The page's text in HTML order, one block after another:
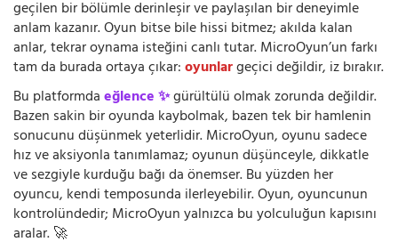
geçilen bir bölümle derinleşir ve paylaşılan bir deneyimle
anlam kazanır. Oyun bitse bile hissi bitmez; akılda kalan
anlar, tekrar oynama isteğini canlı tutar. MicroOyun’un farkı
tam da burada ortaya çıkar:oyunlargeçici değildir, iz bırakır.
Bu platformdaeğlence ✨gürültülü olmak zorunda değildir.
Bazen sakin bir oyunda kaybolmak, bazen tek bir hamlenin
sonucunu düşünmek yeterlidir. MicroOyun, oyunu sadece
hız ve aksiyonla tanımlamaz; oyunun düşünceyle, dikkatle
ve sezgiyle kurduğu bağı da önemser. Bu yüzden her
oyuncu, kendi temposunda ilerleyebilir. Oyun, oyuncunun
kontrolündedir; MicroOyun yalnızca bu yolculuğun kapısını
aralar. 🚀